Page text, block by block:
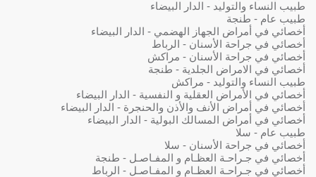
طبيب النساء والتوليد - الدار البيضاء
طبيب عام - طنجة
أخصائي في أمراض الجهاز الهضمي - الدار البيضاء
أخصائي في جراحة الأسنان - الرباط
أخصائي في جراحة الأسنان - مراكش
أخصائي في الامراض الجلدية - طنجة
طبيب النساء والتوليد - مراكش
أخصائي في الأمراض العقلية و النفسية - الدار البيضاء
أخصائي في أمراض الأنف والأذن والحنجرة - الدار البيضاء
أخصائي في أمراض المسالك البولية - الدار البيضاء
طبيب عام - سلا
أخصائي في جراحة الأسنان - سلا
أخصائي في جـراحـة العظـام و المفـاصـل - طنجة
أخصائي في جـراحـة العظـام و المفـاصـل - الرباط